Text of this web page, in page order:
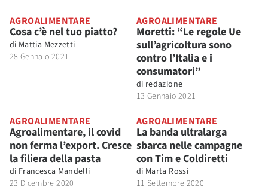
AGROALIMENTARE
Cosa c’è nel tuo piatto?
di Mattia Mezzetti
28 Gennaio 2021
AGROALIMENTARE
Moretti: “Le regole Ue
sull’agricoltura sono
contro l’Italia e i
consumatori”
di redazione
13 Gennaio 2021
AGROALIMENTARE
Agroalimentare, il covid
non ferma l’export. Cresce
la filiera della pasta
di Francesca Mandelli
23 Dicembre 2020
AGROALIMENTARE
La banda ultralarga
sbarca nelle campagne
con Tim e Coldiretti
di Marta Rossi
11 Settembre 2020